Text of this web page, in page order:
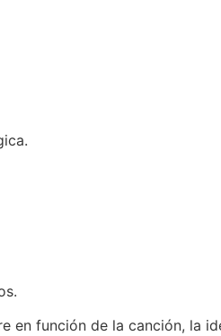
en función de la canción, la